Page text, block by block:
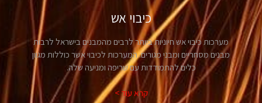
כיבוי אש
מערכות כיבוי אש חיוניות ביותר לרבים מהמבנים בישראל לרבות
מבנים מסחריים ומבני מגורים. המערכות לכיבוי אשר כוללות מגוון
כלים להתמודדות עם שריפה ומניעה שלה.
קרא עוד >